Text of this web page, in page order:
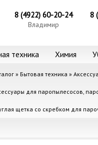
8 (4922) 60-20-24
Владимир
8
техника Химия
» Бытовая техника »
для паропылесосов,
щетка со скребком для